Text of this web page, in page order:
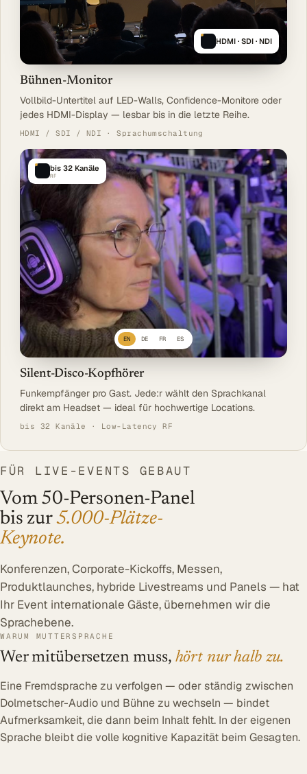
HDMI · SDI · NDI
Bühnen-Monitor
Vollbild-Untertitel auf LED-Walls, Confidence-Monitore oder
jedes HDMI-Display — lesbar bis in die letzte Reihe.
HDMI / SDI / NDI · Sprachumschaltung
bis 32 Kanäle
RF
EN DE FR ES
Silent-Disco-Kopfhörer
Funkempfänger pro Gast. Jede:r wählt den Sprachkanal
direkt am Headset — ideal für hochwertige Locations.
bis 32 Kanäle · Low-Latency RF
FÜR LIVE-EVENTS GEBAUT
Vom 50-Personen-Panel
bis zur5.000-Plätze-
Keynote.
Konferenzen, Corporate-Kickoffs, Messen,
Produktlaunches, hybride Livestreams und Panels — hat
Ihr Event internationale Gäste, übernehmen wir die
Sprachebene.
WARUM MUTTERSPRACHE
Wer mitübersetzen muss, hört nur halb zu.
Eine Fremdsprache zu verfolgen — oder ständig zwischen
Dolmetscher-Audio und Bühne zu wechseln — bindet
Aufmerksamkeit, die dann beim Inhalt fehlt. In der eigenen
Sprache bleibt die volle kognitive Kapazität beim Gesagten.